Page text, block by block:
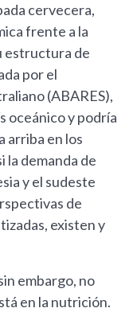
cervecera,
frente a la
estructura de
por el
(ABARES),
oceánico y podría
arriba en los
la demanda de
y el sudeste
de
existen y
embargo, no
en la nutrición.